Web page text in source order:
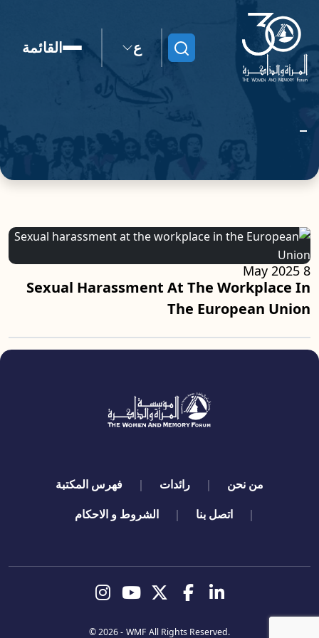
ابحث ع القائمة
Sexual Harassment At The Workplace In
The European Union
8 May 2025
quick links
من نحن رائدات
فهرس المكتبة
اتصل بنا
الشروط و الاحكام
تابعنا
© 2026 - WMF All Rights Reserved.